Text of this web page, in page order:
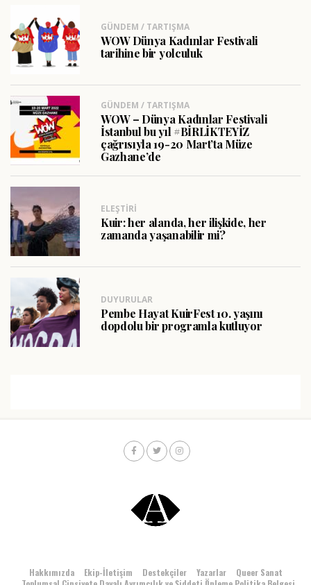
GÜNDEM / TARTIŞMA
WOW Dünya Kadınlar Festivali
tarihine bir yolculuk
GÜNDEM / TARTIŞMA
WOW – Dünya Kadınlar Festivali
İstanbul bu yıl #BİRLİKTEYİZ
çağrısıyla 19-20 Mart’ta Müze
Gazhane’de
ELEŞTIRI
Kuir: her alanda, her ilişkide, her
zamanda yaşanabilir mi?
DUYURULAR
Pembe Hayat KuirFest 10. yaşını
dopdolu bir programla kutluyor
Hakkımızda Ekip-İletişim Destekçiler Yazarlar
Queer Sanat